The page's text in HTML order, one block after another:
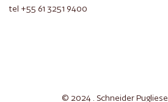
tel +55 61 3251 9400
© 2024 . SchneiderPugliese